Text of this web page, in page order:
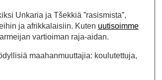
Unkaria ja Tšekkiä ”rasismista”,
ja afrikkalaisiin. Kuten uutisoimme
vartioiman raja-aidan.
maahanmuuttajia: koulutettuja,